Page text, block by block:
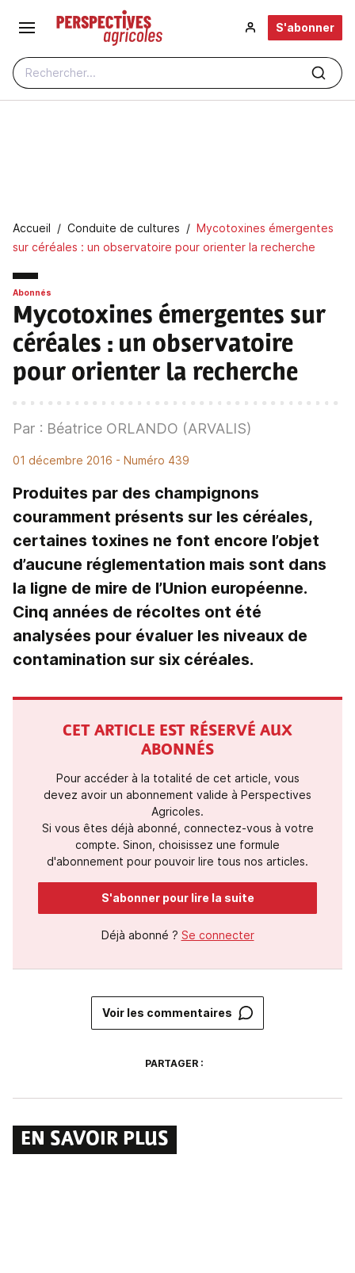
Aller au contenu principal
Rechercher...
S'abonner
Fil d'Ariane
Accueil Conduite de cultures
Mycotoxines émergentes
sur céréales : un observatoire pour orienter la recherche
Abonnés
Mycotoxines émergentes sur
céréales : un observatoire
pour orienter la recherche
Par : Béatrice ORLANDO (ARVALIS)
01 décembre 2016 - Numéro 439
Produites par des champignons
couramment présents sur les céréales,
certaines toxines ne font encore l’objet
d’aucune réglementation mais sont dans
la ligne de mire de l’Union européenne.
Cinq années de récoltes ont été
analysées pour évaluer les niveaux de
contamination sur six céréales.
CET ARTICLE EST RÉSERVÉ AUX
ABONNÉS
Pour accéder à la totalité de cet article, vous
devez avoir un abonnement valide à Perspectives
Agricoles.
Si vous êtes déjà abonné, connectez-vous à votre
compte. Sinon, choisissez une formule
d'abonnement pour pouvoir lire tous nos articles.
S'abonner pour lire la suite
Déjà abonné ? Se connecter
Voir les commentaires
PARTAGER :
EN SAVOIR PLUS